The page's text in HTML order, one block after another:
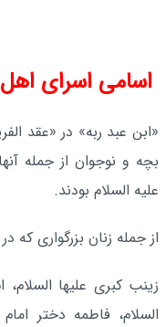
اسامی اسرای
«ابن عبد ربه» در «عقد
بچه و نوجوان از جمله
علیه السلام بودند.
از جمله زنان بزرگوارى که
زینب کبرى علیها السلام،
السلام، فاطمه دختر